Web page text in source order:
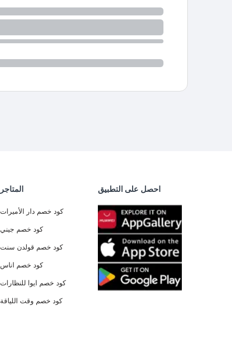
المتاجر
كود خصم دار الأميرات
كود خصم جيني
كود خصم قولدن سنت
كود خصم اناس
كود خصم ايوا للنظارات
كود خصم وقت اللياقة
احصل على التطبيق